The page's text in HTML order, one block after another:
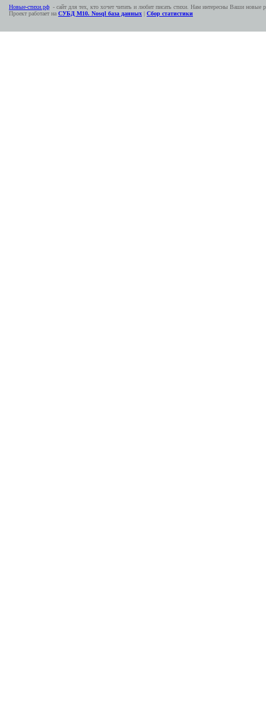
Новые-стихи.рф - сайт для тех, кто хочет читать и любит писать стихи. Нам интересны Ваши новые
Проект работает на СУБД М10. Nosql база данных | Сбор статистики